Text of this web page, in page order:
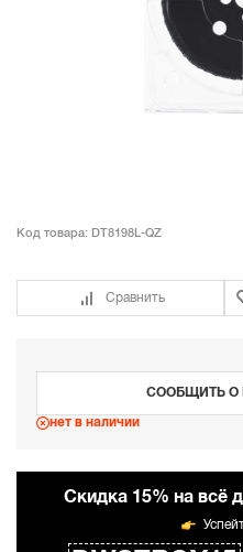
Код товара: DT8198L-QZ
Сравнить
СООБЩИТЬ О
нет в наличии
Cкидка 15% на всё